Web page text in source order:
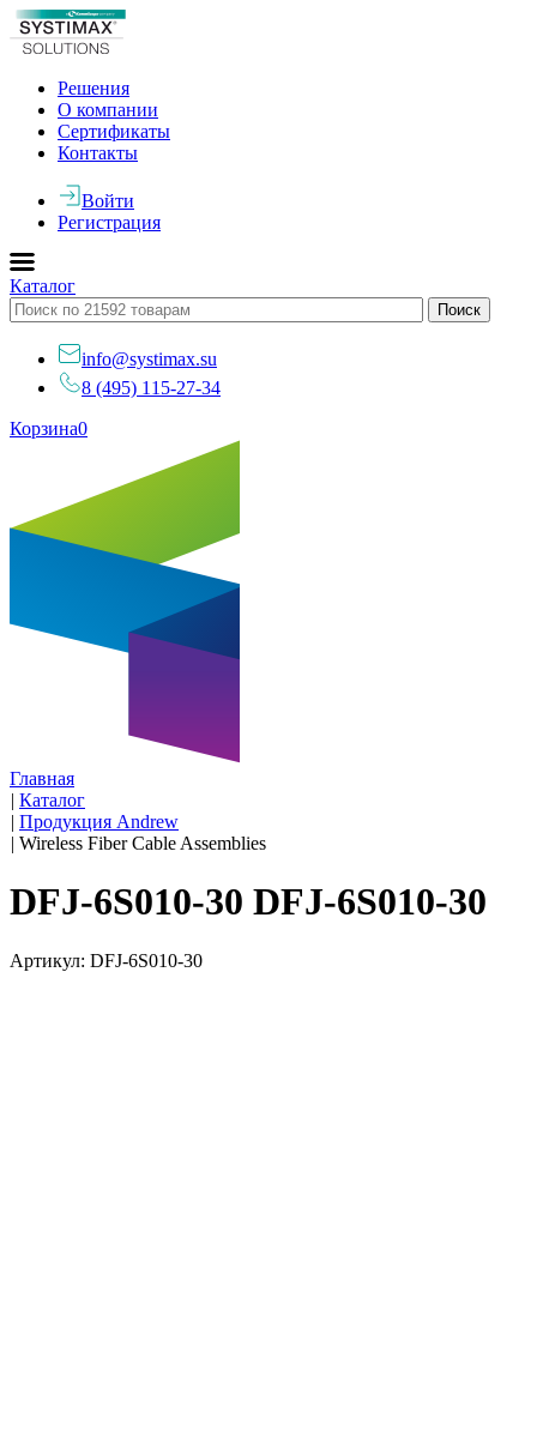
Решения
О компании
Сертификаты
Контакты
Войти
Регистрация
Каталог
info@systimax.su
8 (495) 115-27-34
Корзина0
Главная
| Каталог
| Продукция Andrew
| Wireless Fiber Cable Assemblies
DFJ-6S010-30 DFJ-6S010-30
Артикул: DFJ-6S010-30